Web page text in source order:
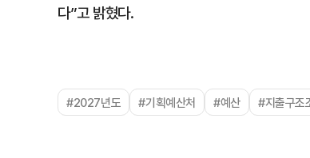
다”고 밝혔다.
#2027년도 #기획예산처 #예산 #지출구조